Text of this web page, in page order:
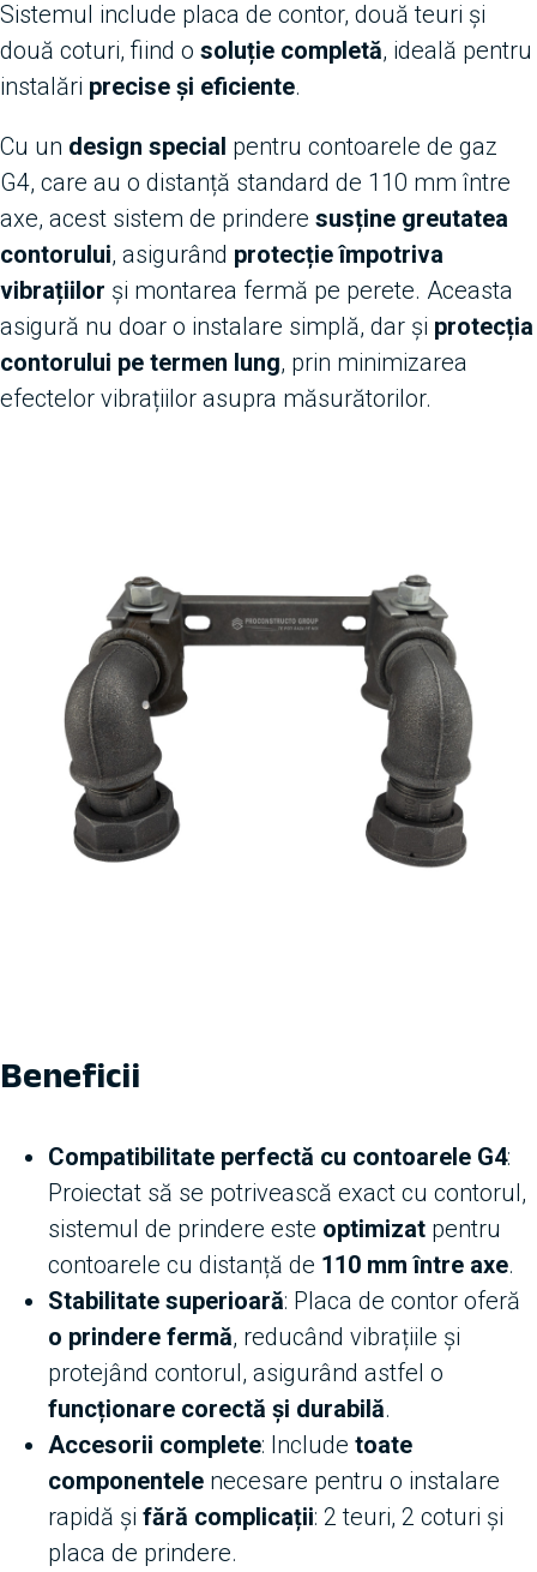
Sistemul include placa de contor, două teuri și
două coturi, fiind o soluție completă, ideală pentru
instalări precise și eficiente.
Cu un design special pentru contoarele de gaz
G4, care au o distanță standard de 110 mm între
axe, acest sistem de prindere susține greutatea
contorului, asigurând protecție împotriva
vibrațiilor și montarea fermă pe perete. Aceasta
asigură nu doar o instalare simplă, dar și protecția
contorului pe termen lung, prin minimizarea
efectelor vibrațiilor asupra măsurătorilor.
Beneficii
Compatibilitate perfectă cu contoarele G4:
Proiectat să se potrivească exact cu contorul,
sistemul de prindere este optimizat pentru
contoarele cu distanță de 110 mm între axe.
Stabilitate superioară: Placa de contor oferă
o prindere fermă, reducând vibrațiile și
protejând contorul, asigurând astfel o
funcționare corectă și durabilă.
Accesorii complete: Include toate
componentele necesare pentru o instalare
rapidă și fără complicații: 2 teuri, 2 coturi și
placa de prindere.